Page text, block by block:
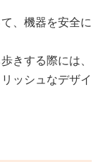
、機器を安全に
きする際には、
ッシュなデザイ